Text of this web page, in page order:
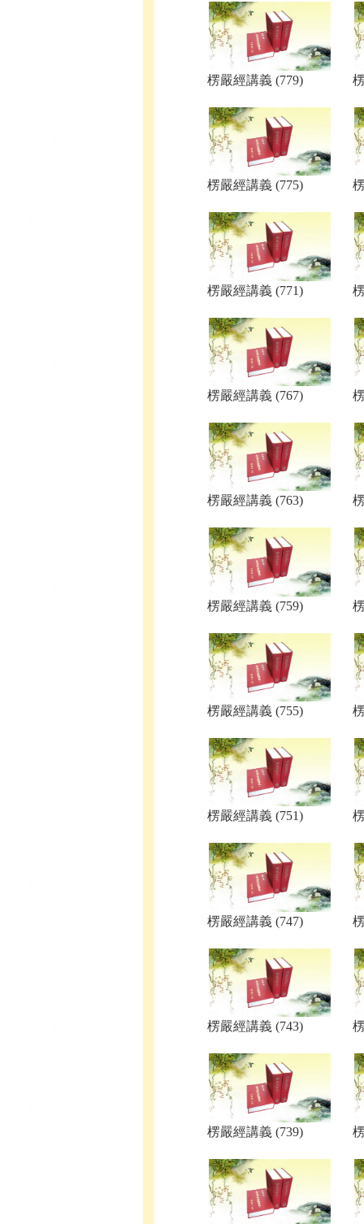
楞嚴經講義 (779)
楞嚴經講義 (775)
楞嚴經講義 (771)
楞嚴經講義 (767)
楞嚴經講義 (763)
楞嚴經講義 (759)
楞嚴經講義 (755)
楞嚴經講義 (751)
楞嚴經講義 (747)
楞嚴經講義 (743)
楞嚴經講義 (739)